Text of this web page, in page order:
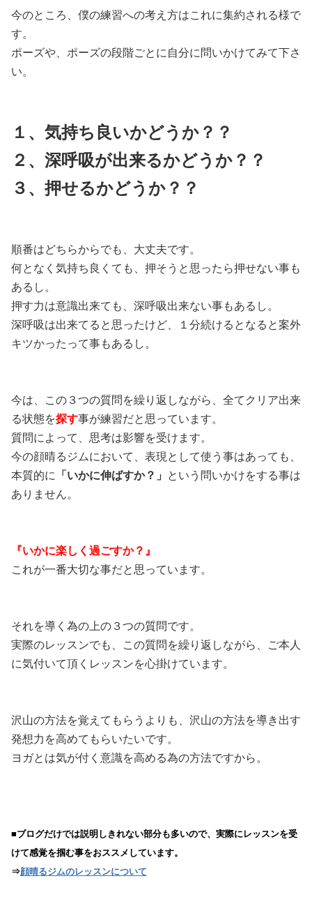
今のところ、僕の練習への考え方はこれに集約される様で
す。
ポーズや、ポーズの段階ごとに自分に問いかけてみて下さ
い。
１、気持ち良いかどうか？？
２、深呼吸が出来るかどうか？？
３、押せるかどうか？？
順番はどちらからでも、大丈夫です。
何となく気持ち良くても、押そうと思ったら押せない事も
あるし。
押す力は意識出来ても、深呼吸出来ない事もあるし。
深呼吸は出来てると思ったけど、１分続けるとなると案外
キツかったって事もあるし。
今は、この３つの質問を繰り返しながら、全てクリア出来
る状態を探す事が練習だと思っています。
質問によって、思考は影響を受けます。
今の顔晴るジムにおいて、表現として使う事はあっても、
本質的に
「いかに伸ばすか？」
という問いかけをする事は
ありません。
『いかに楽しく過ごすか？』
これが一番大切な事だと思っています。
それを導く為の上の３つの質問です。
実際のレッスンでも、この質問を繰り返しながら、ご本人
に気付いて頂くレッスンを心掛けています。
沢山の方法を覚えてもらうよりも、沢山の方法を導き出す
発想力を高めてもらいたいです。
ヨガとは気が付く意識を高める為の方法ですから。
■ブログだけでは説明しきれない部分も多いので、実際にレッスンを受
けて感覚を掴む事をおススメしています。
⇒顔晴るジムのレッスンについて